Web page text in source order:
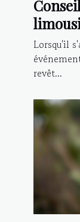
type
Lorsqu'il
revêt...